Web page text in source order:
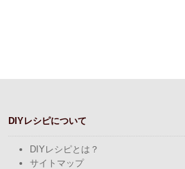
DIYレシピについて
DIYレシピとは？
サイトマップ